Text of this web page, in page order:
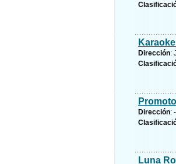
Dirección:
Dirección:
Luna